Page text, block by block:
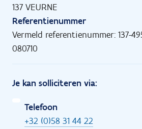
137 VEURNE
Referentienummer
Vermeld referentienummer: 137-
080710
Je kan solliciteren via:
Telefoon
+32 (0)58 31 44 22